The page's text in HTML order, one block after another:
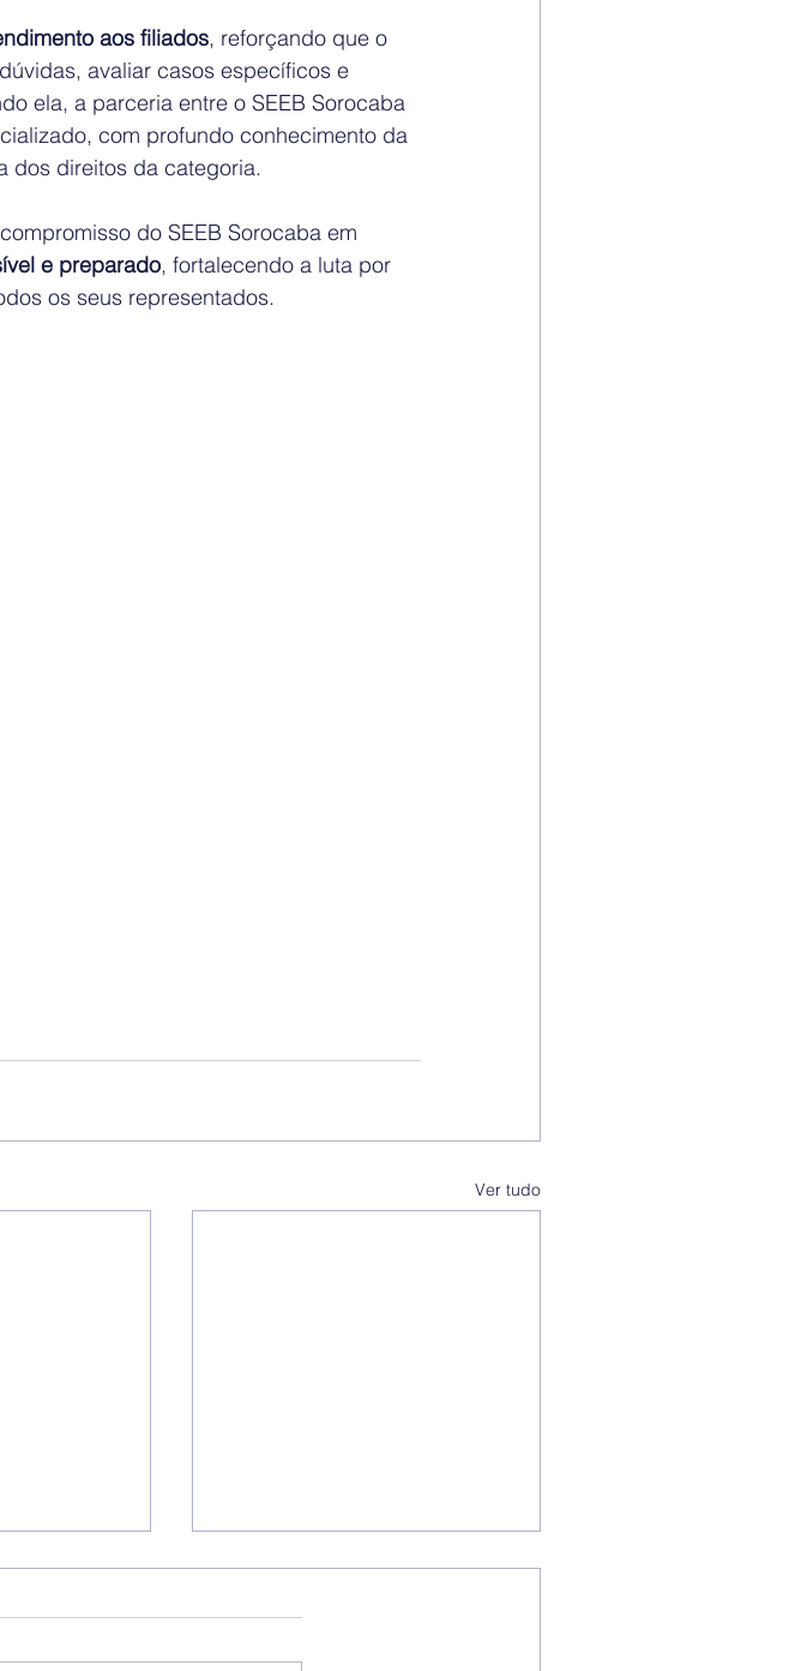
aos filiados, reforçando que o
avaliar casos específicos e
ela, a parceria entre o SEEB Sorocaba
com profundo conhecimento da
dos direitos da categoria.
do SEEB Sorocaba em
e preparado, fortalecendo a luta por
os seus representados.
Ver tudo